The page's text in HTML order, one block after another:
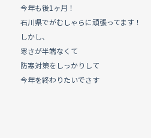
今年も後1ヶ月！
石川県でがむしゃらに頑張ってます！
しかし、
寒さが半端なくて
防寒対策をしっかりして
今年を終わりたいでさす